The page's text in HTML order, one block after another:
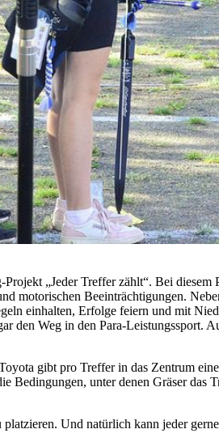
„Jeder Treffer zählt“. Bei diesem
motorischen Beeinträchtigungen.
einhalten, Erfolge feiern und mit
den Weg in den Para-Leistungssport.
gibt pro Treffer in das Zentrum
Bedingungen, unter denen Gräser das
Und natürlich kann jeder